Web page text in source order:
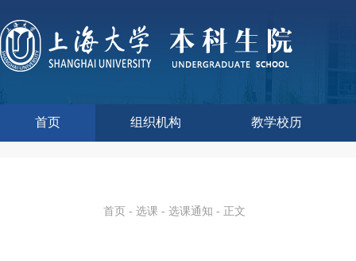
首页 组织机构 教学校历
首页 - 选课 - 选课通知 - 正文